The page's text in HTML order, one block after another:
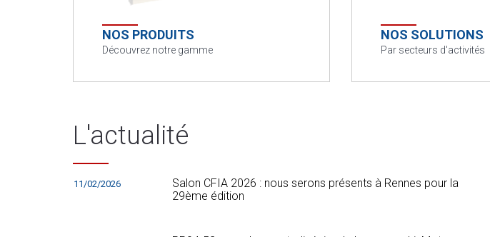
NOS PRODUITS
Découvrez notre gamme
NOS SOLUTIONS
Par secteurs d'activités
L'actualité
Salon CFIA 2026 : nous serons présents à Rennes pour la
29ème édition
11/02/2026